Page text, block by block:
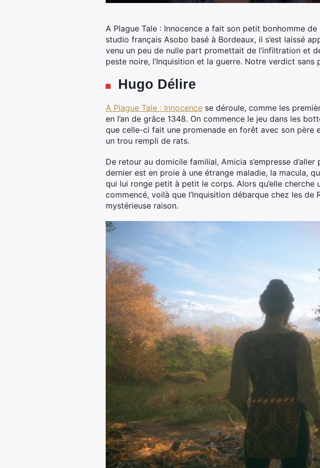
A Plague Tale : Innocence a fait son petit bonhomme
studio français Asobo basé à Bordeaux, il s’est laissé
venu un peu de nulle part promettait de l’infiltration et
peste noire, l’Inquisition et la guerre. Notre verdict sans
Hugo Délire
A Plague Tale : Innocence se déroule, comme les
en l’an de grâce 1348. On commence le jeu dans les
que celle-ci fait une promenade en forêt avec son
un trou rempli de rats.
De retour au domicile familial, Amicia s’empresse
dernier est en proie à une étrange maladie, la macula,
qui lui ronge petit à petit le corps. Alors qu’elle cherche
commencé, voilà que l’Inquisition débarque chez les
mystérieuse raison.